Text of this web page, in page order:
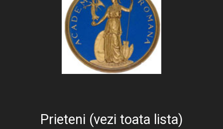
Prieteni (vezi toata lista)